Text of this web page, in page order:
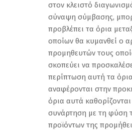
στον κλειστό
σύναψη σύμβασης,
προβλέπει τα όρια
οποίων θα κυμανθεί ο
προμηθευτών τους
σκοπεύει να
περίπτωση αυτή τα όρια
αναφέρονται στην
όρια αυτά
συνάρτηση με τη φύση
προϊόντων της